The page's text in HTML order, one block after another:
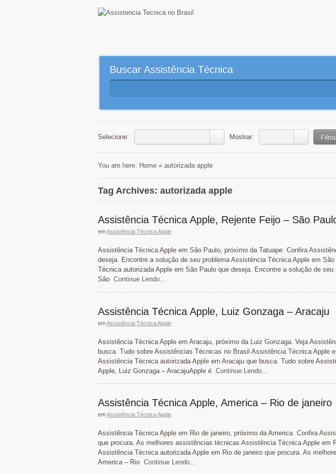
Buscar Assistência Técnica
Selecione: Mostrar: Filtra
You are here: Home » autorizada apple
Tag Archives: autorizada apple
Assistência Técnica Apple, Rejente Feijo – São
emAssistência Técnica Apple
Assistência Técnica Apple em São Paulo, próximo da Tatuape. Confira
deseja. Encontre a solução de seu problema Assistência Técnica Apple em
Técnica autorizada Apple em São Paulo que deseja. Encontre a solução de
São Continue Lendo…
Assistência Técnica Apple, Luiz Gonzaga – Aracaju
emAssistência Técnica Apple
Assistência Técnica Apple em Aracaju, próximo da Luiz Gonzaga. Veja
busca. Tudo sobre Assistências Técnicas no Brasil Assistência Técnica Apple
Assistência Técnica autorizada Apple em Aracaju que busca. Tudo sobre
Apple, Luiz Gonzaga – AracajuApple é Continue Lendo…
Assistência Técnica Apple, America – Rio de janeiro
emAssistência Técnica Apple
Assistência Técnica Apple em Rio de janeiro, próximo da America. Confira
que procura. As melhores assistências técnicas Assistência Técnica Apple em
Assistência Técnica autorizada Apple em Rio de janeiro que procura. As
America – Rio Continue Lendo…